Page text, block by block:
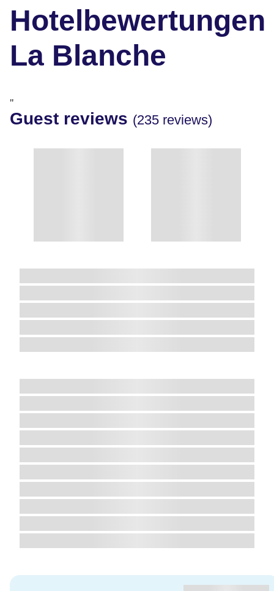
Hotelbewertungen
La Blanche
"
Guest reviews (235 reviews)